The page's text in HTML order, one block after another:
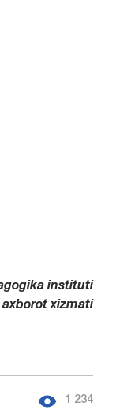
instituti
axborot xizmati
1 234